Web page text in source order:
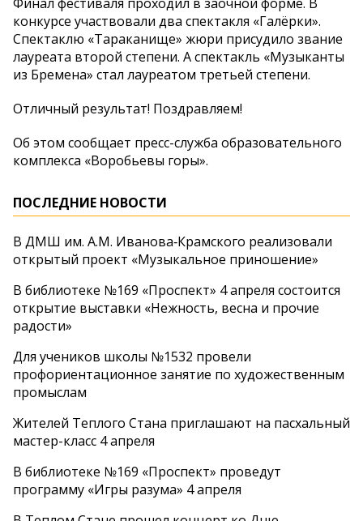
конкурсе участвовали два спектакля «Галёрки».
Спектаклю «Тараканище» жюри присудило звание
лауреата второй степени. А спектакль «Музыканты
из Бремена» стал лауреатом третьей степени.
Отличный результат! Поздравляем!
Об этом сообщает пресс-служба образовательного
комплекса «Воробьевы горы».
ПОСЛЕДНИЕ НОВОСТИ
В ДМШ им. А.М. Иванова‑Крамского реализовали
открытый проект «Музыкальное приношение»
В библиотеке №169 «Проспект» 4 апреля состоится
открытие выставки «Нежность, весна и прочие
радости»
Для учеников школы №1532 провели
профориентационное занятие по художественным
промыслам
Жителей Теплого Стана приглашают на пасхальный
мастер-класс 4 апреля
В библиотеке №169 «Проспект» проведут
программу «Игры разума» 4 апреля